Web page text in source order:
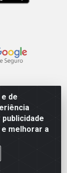
de
melhorar a
Queiróz, 274
– CNPJ